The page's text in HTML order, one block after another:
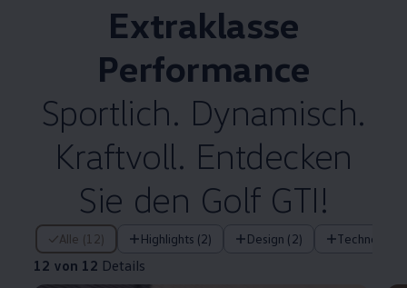
Extraklasse
Performance
Sportlich. Dynamisch.
Kraftvoll. Entdecken
Sie den Golf GTI!
Alle (12) Highlights (2) Design (2)
12 von 12 Details
12 von 12 Details